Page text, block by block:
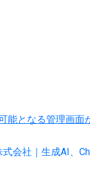
となる管理画面
会社｜生成AI、